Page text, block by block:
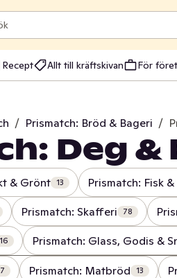
Recept Allt till kräftskivan För
/ Prismatch: Bröd & Bageri /
Deg &
& Grönt 13 Prismatch: Fisk
Prismatch: Skafferi 78
16 Prismatch: Glass, Godis &
7 Prismatch: Matbröd 13